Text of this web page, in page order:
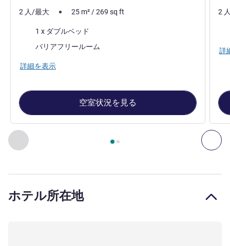
前に戻る - 客室 次
2 ページ中 , 客室 1 : Classic Room with a double
2 人/最大 25 m²/269 sq ft
1 x ダブルベッド
バリアフリールーム
詳細を表示
空室状況を見る
2
詳
ホテル所在地